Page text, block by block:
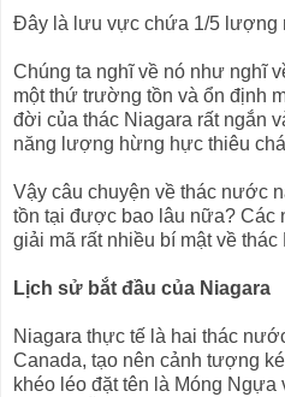
Đây là lưu vực chứa 1/5 lượng
Chúng ta nghĩ về nó như nghĩ
một thứ trường tồn và ổn định
đời của thác Niagara rất ngắn
năng lượng hừng hực thiêu
Vậy câu chuyện về thác nước
tồn tại được bao lâu nữa? Các
giải mã rất nhiều bí mật về thác
Lịch sử bắt đầu của Niagara
Niagara thực tế là hai thác
Canada, tạo nên cảnh tượng
khéo léo đặt tên là Móng Ngựa